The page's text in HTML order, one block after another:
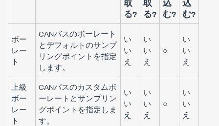
取
る?
取
る?
込
む?
込
む?
ボー
レー
ト
CANバスのボーレート
とデフォルトのサンプ
リングポイントを指定
します。
い
い
え
い
い
え
○
い
い
え
上級
ボー
レー
ト
CANバスのカスタムボ
ーレートとサンプリン
グポイントを指定しま
す。
い
い
え
い
い
え
○
い
い
え